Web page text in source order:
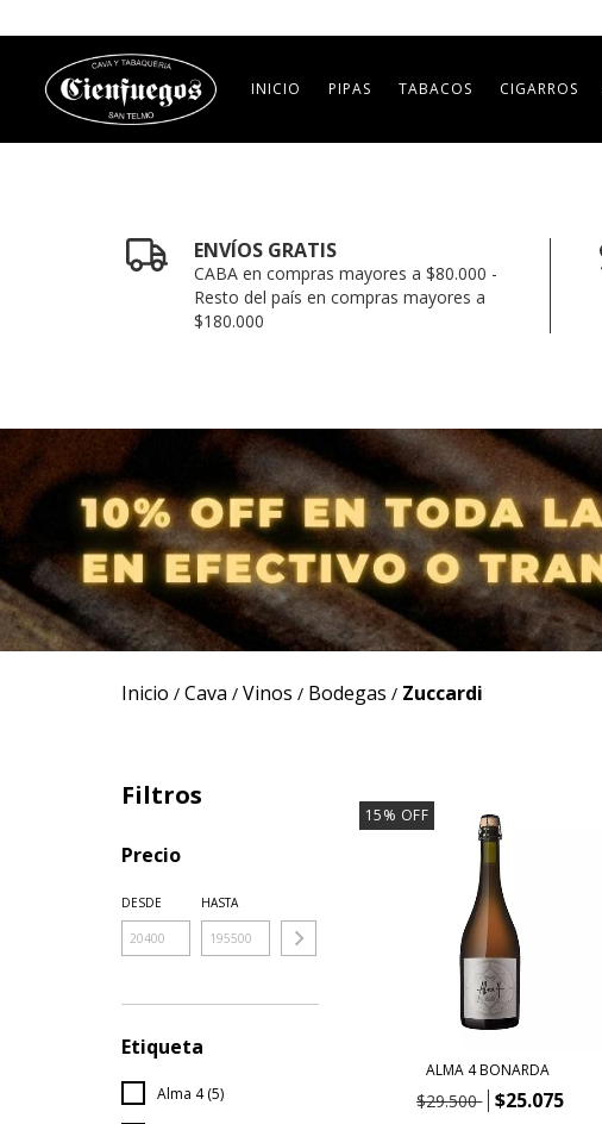
INICIO PIPAS TABACOS CIGARROS
ENVÍOS GRATIS
CABA en compras mayores a $80.000 -
Resto del país en compras mayores a
$180.000
Inicio / Cava / Vinos / Bodegas / Zuccardi
Filtros
Precio
DESDE HASTA
Etiqueta
Alma 4 (5)
15% OFF
ALMA 4 BONARDA
$29.500 $25.075